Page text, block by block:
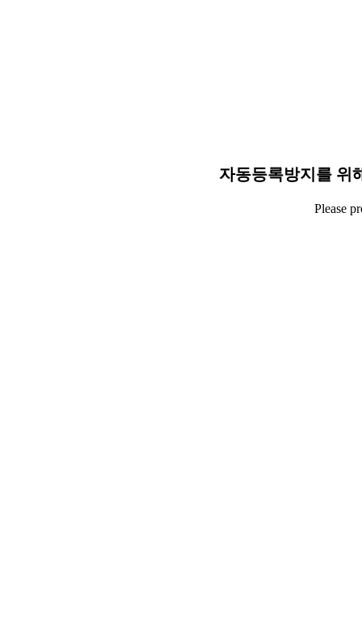
자동등록방지를 위
Please